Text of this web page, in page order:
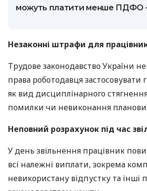
можуть платити менше ПДФО
Незаконні штрафи для
Трудове законодавство України
права роботодавця застосовувати
як вид дисциплінарного
помилки чи невиконання
Неповний розрахунок під час
У день звільнення працівник
всі належні виплати, зокрема
невикористану відпустку та інші